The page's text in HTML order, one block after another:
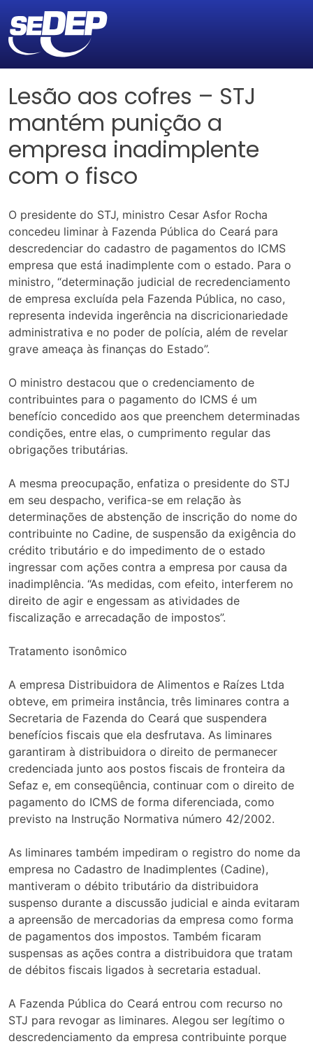
Lesão aos cofres – STJ
mantém punição a
empresa inadimplente
com o fisco
O presidente do STJ, ministro Cesar Asfor Rocha
concedeu liminar à Fazenda Pública do Ceará para
descredenciar do cadastro de pagamentos do ICMS
empresa que está inadimplente com o estado. Para o
ministro, “determinação judicial de recredenciamento
de empresa excluída pela Fazenda Pública, no caso,
representa indevida ingerência na discricionariedade
administrativa e no poder de polícia, além de revelar
grave ameaça às finanças do Estado”.
O ministro destacou que o credenciamento de
contribuintes para o pagamento do ICMS é um
benefício concedido aos que preenchem determinadas
condições, entre elas, o cumprimento regular das
obrigações tributárias.
A mesma preocupação, enfatiza o presidente do STJ
em seu despacho, verifica-se em relação às
determinações de abstenção de inscrição do nome do
contribuinte no Cadine, de suspensão da exigência do
crédito tributário e do impedimento de o estado
ingressar com ações contra a empresa por causa da
inadimplência. “As medidas, com efeito, interferem no
direito de agir e engessam as atividades de
fiscalização e arrecadação de impostos”.
Tratamento isonômico
A empresa Distribuidora de Alimentos e Raízes Ltda
obteve, em primeira instância, três liminares contra a
Secretaria de Fazenda do Ceará que suspendera
benefícios fiscais que ela desfrutava. As liminares
garantiram à distribuidora o direito de permanecer
credenciada junto aos postos fiscais de fronteira da
Sefaz e, em conseqüência, continuar com o direito de
pagamento do ICMS de forma diferenciada, como
previsto na Instrução Normativa número 42/2002.
As liminares também impediram o registro do nome da
empresa no Cadastro de Inadimplentes (Cadine),
mantiveram o débito tributário da distribuidora
suspenso durante a discussão judicial e ainda evitaram
a apreensão de mercadorias da empresa como forma
de pagamentos dos impostos. Também ficaram
suspensas as ações contra a distribuidora que tratam
de débitos fiscais ligados à secretaria estadual.
A Fazenda Pública do Ceará entrou com recurso no
STJ para revogar as liminares. Alegou ser legítimo o
descredenciamento da empresa contribuinte porque